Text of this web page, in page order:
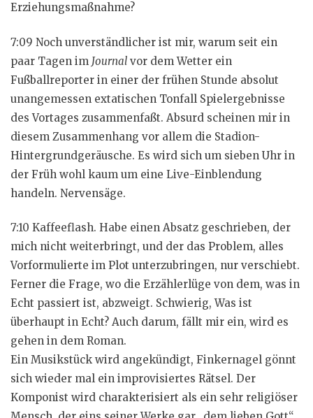
Erziehungsmaßnahme?
7:09 Noch unverständlicher ist mir, warum seit ein
paar Tagen im Journal vor dem Wetter ein
Fußballreporter in einer der frühen Stunde absolut
unangemessen extatischen Tonfall Spielergebnisse
des Vortages zusammenfaßt. Absurd scheinen mir in
diesem Zusammenhang vor allem die Stadion-
Hintergrundgeräusche. Es wird sich um sieben Uhr in
der Früh wohl kaum um eine Live-Einblendung
handeln. Nervensäge.
7:10 Kaffeeflash. Habe einen Absatz geschrieben, der
mich nicht weiterbringt, und der das Problem, alles
Vorformulierte im Plot unterzubringen, nur verschiebt.
Ferner die Frage, wo die Erzählerlüge von dem, was in
Echt passiert ist, abzweigt. Schwierig, Was ist
überhaupt in Echt? Auch darum, fällt mir ein, wird es
gehen in dem Roman.
Ein Musikstück wird angekündigt, Finkernagel gönnt
sich wieder mal ein improvisiertes Rätsel. Der
Komponist wird charakterisiert als ein sehr religiöser